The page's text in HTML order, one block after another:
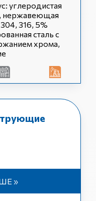
углеродистая
нержавеющая
316, 5%
сталь с
хрома,
»